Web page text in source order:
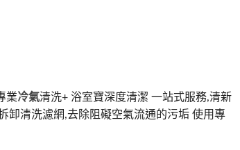
業冷氣清洗+ 浴室寶深度清潔 一站式服務,清新
卸清洗濾網,去除阻礙空氣流通的污垢 使用專